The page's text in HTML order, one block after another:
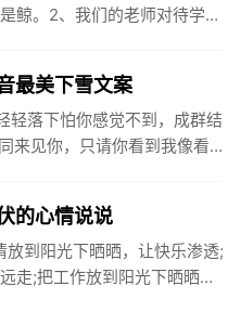
鲸。2、我们的老师对待学生
最美下雪文案
轻落下怕你感觉不到，成群结
来见你，只请你看到我像看
的心情说说
到阳光下晒晒，让快乐渗透;
走;把工作放到阳光下晒晒，